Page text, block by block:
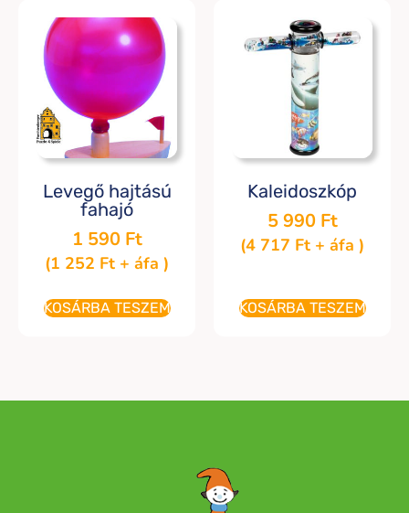
Levegő hajtású
fahajó
1 590 Ft
(1 252 Ft + áfa )
KOSÁRBA TESZEM
Kaleidoszkóp
5 990 Ft
(4 717 Ft + áfa )
KOSÁRBA TESZEM